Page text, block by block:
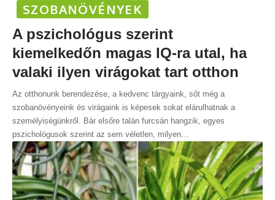
SZOBANÖVÉNYEK
A pszichológus szerint
kiemelkedőn magas IQ-ra utal, ha
valaki ilyen virágokat tart otthon
Az otthonunk berendezése, a kedvenc tárgyaink, sőt még a
szobanövényeink és virágaink is képesek sokat elárulhatnak a
személyiségünkről. Bár elsőre talán furcsán hangzik, egyes
pszichológusok szerint az sem véletlen, milyen…